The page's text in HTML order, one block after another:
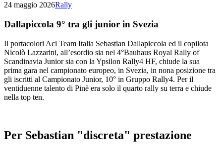
24 maggio 2026Rally
Dallapiccola 9° tra gli junior in Svezia
Il portacolori Aci Team Italia Sebastian Dallapiccola ed il copilota
Nicolò Lazzarini, all’esordio sia nel 4°Bauhaus Royal Rally of
Scandinavia Junior sia con la Ypsilon Rally4 HF, chiude la sua
prima gara nel campionato europeo, in Svezia, in nona posizione tra
gli iscritti al Campionato Junior, 10° in Gruppo Rally4. Per il
ventiduenne talento di Pinè era solo il quarto rally su terra e chiude
nella top ten.
Per Sebastian "discreta" prestazione